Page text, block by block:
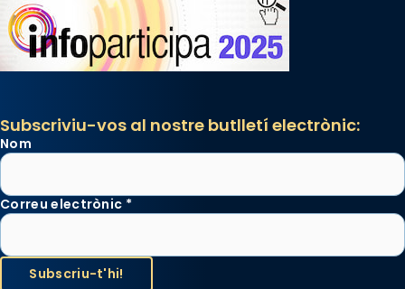
Subscriviu-vos al nostre butlletí electrònic:
Nom
Correu electrònic *